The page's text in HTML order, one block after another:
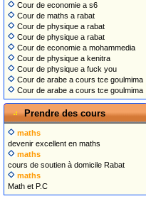
Cour de economie a s6
Cour de maths a rabat
Cour de physique a rabat
Cour de physique a rabat
Cour de economie a mohammedia
Cour de physique a kenitra
Cour de physique a fuck you
Cour de arabe a cours tce goulmima
Cour de arabe a cours tce goulmima
Prendre des cours
maths
devenir excellent en maths
maths
cours de soutien à domicile Rabat
maths
Math et P.C